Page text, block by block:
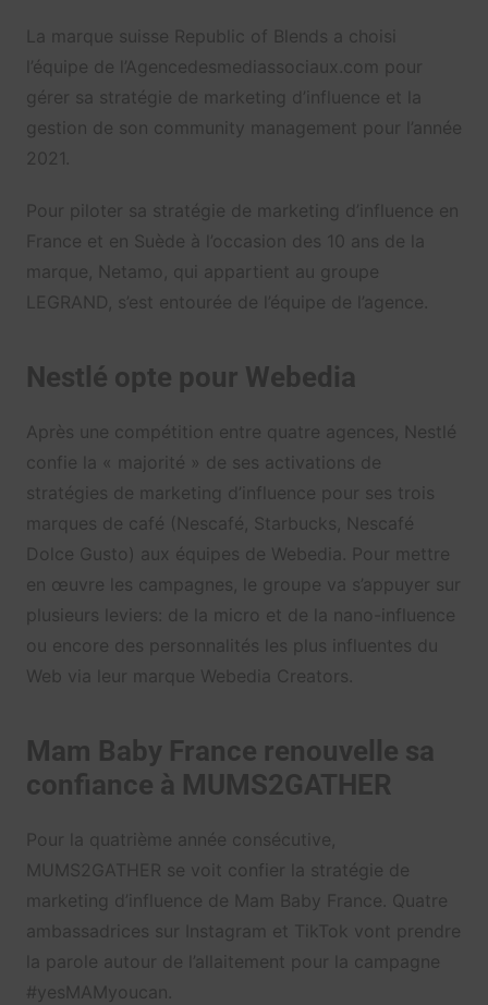
La marque suisse Republic of Blends a choisi
l’équipe de l’Agencedesmediassociaux.com pour
gérer sa stratégie de marketing d’influence et la
gestion de son community management pour l’année
2021.
Pour piloter sa stratégie de marketing d’influence en
France et en Suède à l’occasion des 10 ans de la
marque, Netamo, qui appartient au groupe
LEGRAND, s’est entourée de l’équipe de l’agence.
Nestlé opte pour Webedia
Après une compétition entre quatre agences, Nestlé
confie la « majorité » de ses activations de
stratégies de marketing d’influence pour ses trois
marques de café (Nescafé, Starbucks, Nescafé
Dolce Gusto) aux équipes de Webedia. Pour mettre
en œuvre les campagnes, le groupe va s’appuyer sur
plusieurs leviers: de la micro et de la nano-influence
ou encore des personnalités les plus influentes du
Web via leur marque Webedia Creators.
Mam Baby France renouvelle sa
confiance à MUMS2GATHER
Pour la quatrième année consécutive,
MUMS2GATHER se voit confier la stratégie de
marketing d’influence de Mam Baby France. Quatre
ambassadrices sur Instagram et TikTok vont prendre
la parole autour de l’allaitement pour la campagne
#yesMAMyoucan.